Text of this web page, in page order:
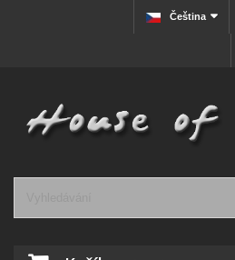
Čeština